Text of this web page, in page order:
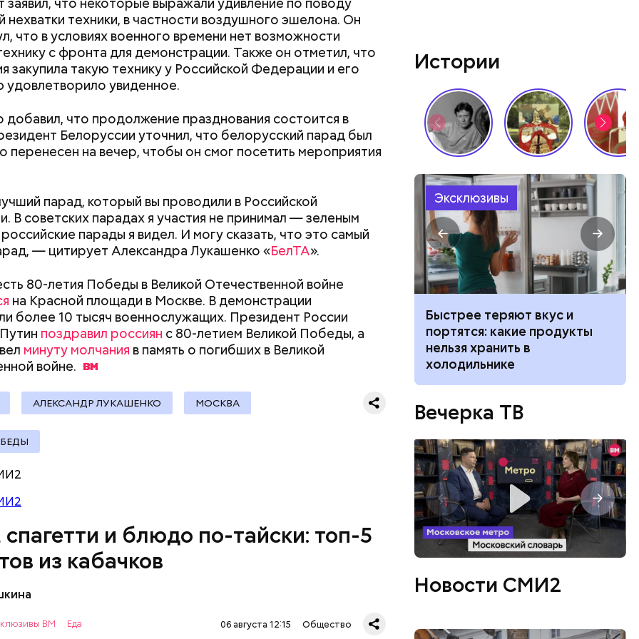
нехватки техники, в частности воздушного эшелона. Он
что в условиях военного времени нет возможности
с фронта для демонстрации. Также он отметил, что
закупила такую технику у Российской Федерации и его
удовлетворило увиденное.
добавил, что продолжение празднования состоится в
Белоруссии уточнил, что белорусский парад был
перенесен на вечер, чтобы он смог посетить мероприятия
парад, который вы проводили в Российской
В советских парадах я участия не принимал — зеленым
парады я видел. И могу сказать, что это самый
— цитирует Александра Лукашенко «БелТА».
80-летия Победы в Великой Отечественной войне
на Красной площади в Москве. В демонстрации
более 10 тысяч военнослужащих. Президент России
поздравил россиян с 80-летием Великой Победы, а
минуту молчания в память о погибших в Великой
войне.
АЛЕКСАНДР ЛУКАШЕНКО МОСКВА
спагетти и блюдо по-тайски: топ-5
из кабачков
ВМ Еда 06 августа 12:15 Общество
масло;
блюд, где используют растение.
немного, поэтому никакого вреда от него не будет. Чем
рацион питания человека, тем лучше. Потому что это
возникновения дефицитов микроэлементов, —
Истории
Эксклюзивы
Маникюр кокошником
украшу: тренды маникюра в
Москве летом 2026
С 1 сентября российские
школьники будут учиться по
новой программе: что
Быстрее теряют вкус и
портятся: какие продукты
нельзя хранить в
холодильнике
Вечерка ТВ
Новости СМИ2